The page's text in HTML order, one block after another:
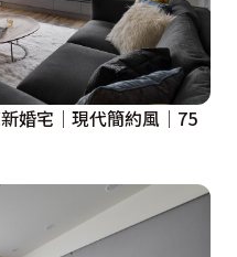
婚宅│現代簡約風│75